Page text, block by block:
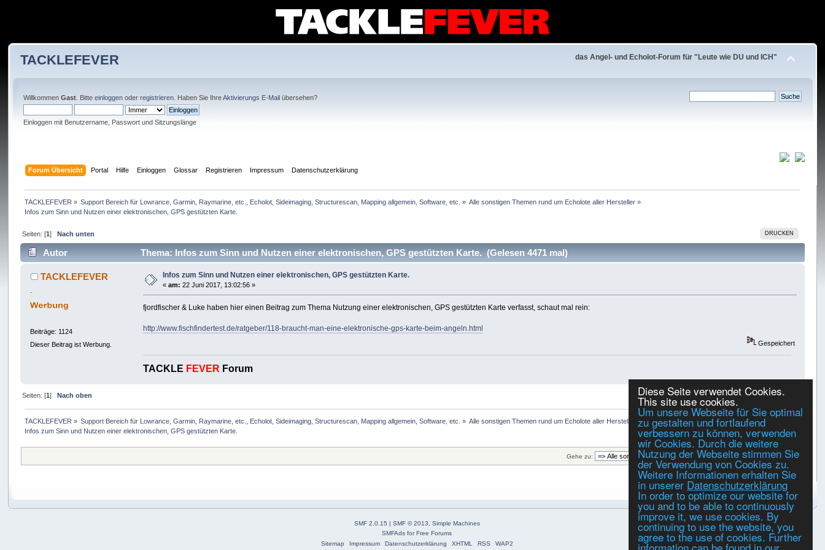
Diese Seite verwendet Cookies.
This site use cookies.
Um unsere Webseite für Sie optimal
zu gestalten und fortlaufend
verbessern zu können, verwenden
wir Cookies. Durch die weitere
Nutzung der Webseite stimmen Sie
der Verwendung von Cookies zu.
Weitere Informationen erhalten Sie
in unserer Datenschutzerklärung
In order to optimize our website for
you and to be able to continuously
improve it, we use cookies. By
continuing to use the website, you
agree to the use of cookies. Further
TACKLEFEVER das Angel- und Echolot-Forum für "Leute wie DU und ICH"
WillkommenGast . Bitteeinloggen oderregistrieren . Haben Sie IhreAktivierungs E-Mail übersehen?
Einloggen mit Benutzername, Passwort und Sitzungslänge
Forum Übersicht Portal Hilfe Einloggen Glossar Registrieren Impressum Datenschutzerklärung
TACKLEFEVER » Support Bereich für Lowrance, Garmin, Raymarine, etc., Echolot, Sideimaging, Structurescan, Mapping allgemein, Software, etc. » Alle sonstigen Themen rund um Echolote aller Hersteller »
Infos zum Sinn und Nutzen einer elektronischen, GPS gestützten Karte.
DRUCKEN
Seiten: [1] Nach unten
Autor Thema: Infos zum Sinn und Nutzen einer elektronischen, GPS gestützten Karte. (Gelesen 4471 mal)
TACKLEFEVER
Beiträge: 1124
Dieser Beitrag ist Werbung.
Infos zum Sinn und Nutzen einer elektronischen, GPS gestützten Karte.
«am: 22 Juni 2017, 13:02:56 »
fjordfischer & Luke haben hier einen Beitrag zum Thema Nutzung einer elektronischen, GPS gestützten Karte verfasst, schaut mal rein:
http://www.fischfindertest.de/ratgeber/118-braucht-man-eine-elektronische-gps-karte-beim-angeln.html
Gespeichert
TACKLE FEVER Forum
DRUCKEN
Seiten: [1] Nach oben
TACKLEFEVER » Support Bereich für Lowrance, Garmin, Raymarine, etc., Echolot, Sideimaging, Structurescan, Mapping allgemein, Software, etc. » Alle sonstigen Themen rund um Echolote aller Hersteller
»
Infos zum Sinn und Nutzen einer elektronischen, GPS gestützten Karte.
Gehe zu:
SMF 2.0.15 | SMF © 2013
Simple Machines
SMFAds forFree Forums
Sitemap
Impressum Datenschutzerklärung XHTML RSS WAP2